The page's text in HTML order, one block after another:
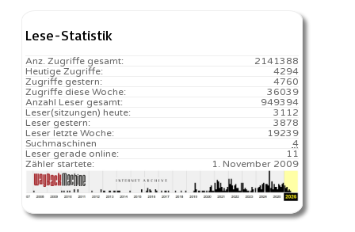
Lese-Statistik
2141388
Anz. Zugriffe gesamt:
4294
Heutige Zugriffe:
4760
Zugriffe gestern:
36039
Zugriffe diese Woche:
949394
Anzahl Leser gesamt:
3112️
Leser(sitzungen) heute:
3878
Leser gestern:
19239️
Leser letzte Woche:
4
Suchmaschinen
11
Leser gerade online:
1. November 2009
Zähler startete: